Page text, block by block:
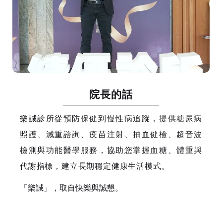
院長的話
樂誠診所從預防保健到慢性病追蹤，提供糖尿病
照護、減重諮詢、疫苗注射、抽血健檢、超音波
檢測與功能醫學服務，協助您掌握血糖、體重與
代謝指標，建立長期穩定健康生活模式。
「樂誠」，取自快樂與誠懇。